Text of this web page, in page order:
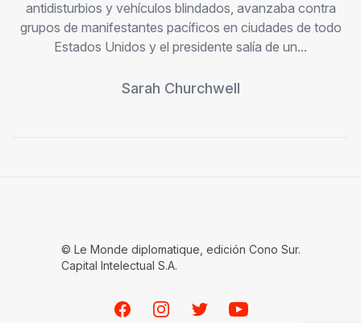
antidisturbios y vehículos blindados, avanzaba contra
grupos de manifestantes pacíficos en ciudades de todo
Estados Unidos y el presidente salía de un...
Sarah Churchwell
© Le Monde diplomatique, edición Cono Sur.
Capital Intelectual S.A.
FacebookInstagramTwitterYoutube